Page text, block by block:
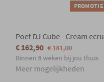
PROMOTIE
Poef DJ Cube - Cream ecru
€ 162,90 € 181,00
Binnen 8 weken bij jou thuis
Meer mogelijkheden